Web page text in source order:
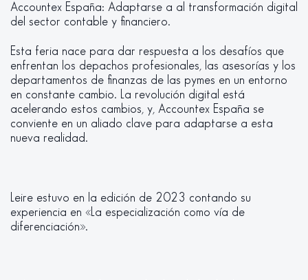
Accountex España: Adaptarse a al transformación digital
del sector contable y financiero.
Esta feria nace para dar respuesta a los desafíos que
enfrentan los depachos profesionales, las asesorías y los
departamentos de finanzas de las pymes en un entorno
en constante cambio. La revolución digital está
acelerando estos cambios, y, Accountex España se
conviente en un aliado clave para adaptarse a esta
nueva realidad.
Leire estuvo en la edición de 2023 contando su
experiencia en «La especialización como vía de
diferenciación».